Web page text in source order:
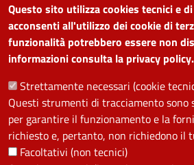
Questo sito utilizza cookies tecnici e
acconsenti all'utilizzo dei cookie di
funzionalità potrebbero essere non
informazioni consulta la privacy policy.
Strettamente necessari (cookie
Questi strumenti di tracciamento sono
per garantire il funzionamento e la
richiesto e, pertanto, non richiedono il
Facoltativi (non tecnici)
SEGUICI SU
Facebook
Instagram
YouTube
Telegram
WhatsApp
TwitterLinkedin
PRIVACY
Useful links section
La Privacy nel Comune
PRIVACY